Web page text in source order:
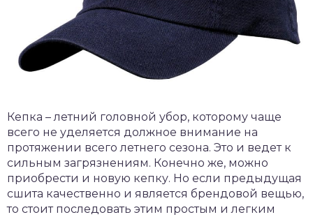
Кепка – летний головной убор, которому чаще
всего не уделяется должное внимание на
протяжении всего летнего сезона. Это и ведет к
сильным загрязнениям. Конечно же, можно
приобрести и новую кепку. Но если предыдущая
сшита качественно и является брендовой вещью,
то стоит последовать этим простым и легким